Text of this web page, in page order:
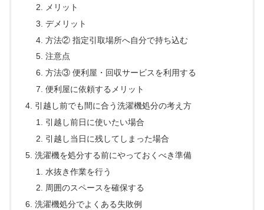
メリット
デメリット
方法② 指定引取場所へ自分で持ち込む
注意点
方法③ 便利屋・回収サービスを利用する
便利屋に依頼するメリット
引越し前でも間に合う洗濯機処分の考え方
引越し前日に使いたい場合
引越し当日に残してしまった場合
洗濯機を処分する前にやっておくべき準備
水抜き作業を行う
周囲のスペースを確保する
洗濯機処分でよくある失敗例